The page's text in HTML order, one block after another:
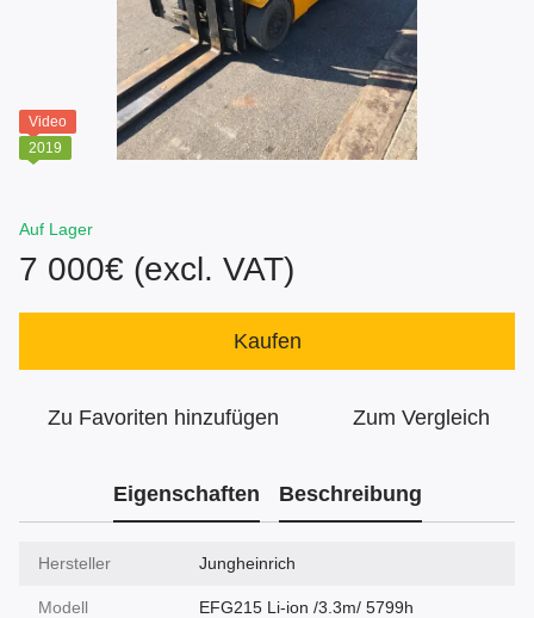
Video
2019
Auf Lager
7 000€ (excl. VAT)
Kaufen
Zu Favoriten hinzufügen Zum Vergleich
Eigenschaften Beschreibung
Hersteller Jungheinrich
Modell EFG215 Li-ion /3.3m/ 5799h